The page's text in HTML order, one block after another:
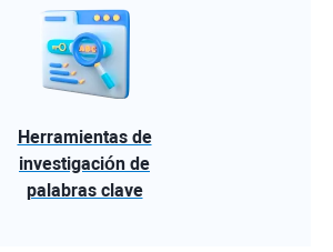
Herramientas de
investigación de
palabras clave